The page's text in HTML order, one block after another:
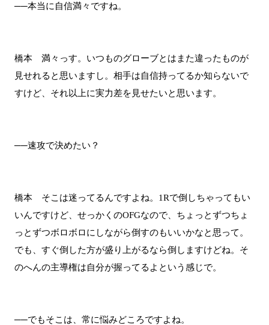
──本当に自信満々ですね。
橋本 満々っす。いつものグローブとはまた違ったものが
見せれると思いますし。相手は自信持ってるか知らないで
すけど、それ以上に実力差を見せたいと思います。
──速攻で決めたい？
橋本 そこは迷ってるんですよね。1Rで倒しちゃってもい
いんですけど、せっかくのOFGなので、ちょっとずつちょ
っとずつボロボロにしながら倒すのもいいかなと思って。
でも、すぐ倒した方が盛り上がるなら倒しますけどね。そ
のへんの主導権は自分が握ってるよという感じで。
──でもそこは、常に悩みどころですよね。